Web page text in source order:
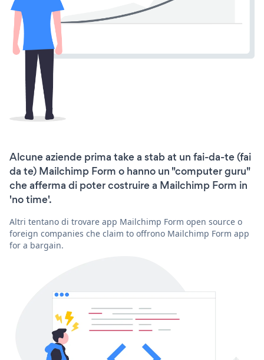
Alcune aziende prima take a stab at un fai-da-te (fai
da te) Mailchimp Form o hanno un "computer guru"
che afferma di poter costruire a Mailchimp Form in
'no time'.
Altri tentano di trovare app Mailchimp Form open source o
foreign companies che claim to offrono Mailchimp Form app
for a bargain.